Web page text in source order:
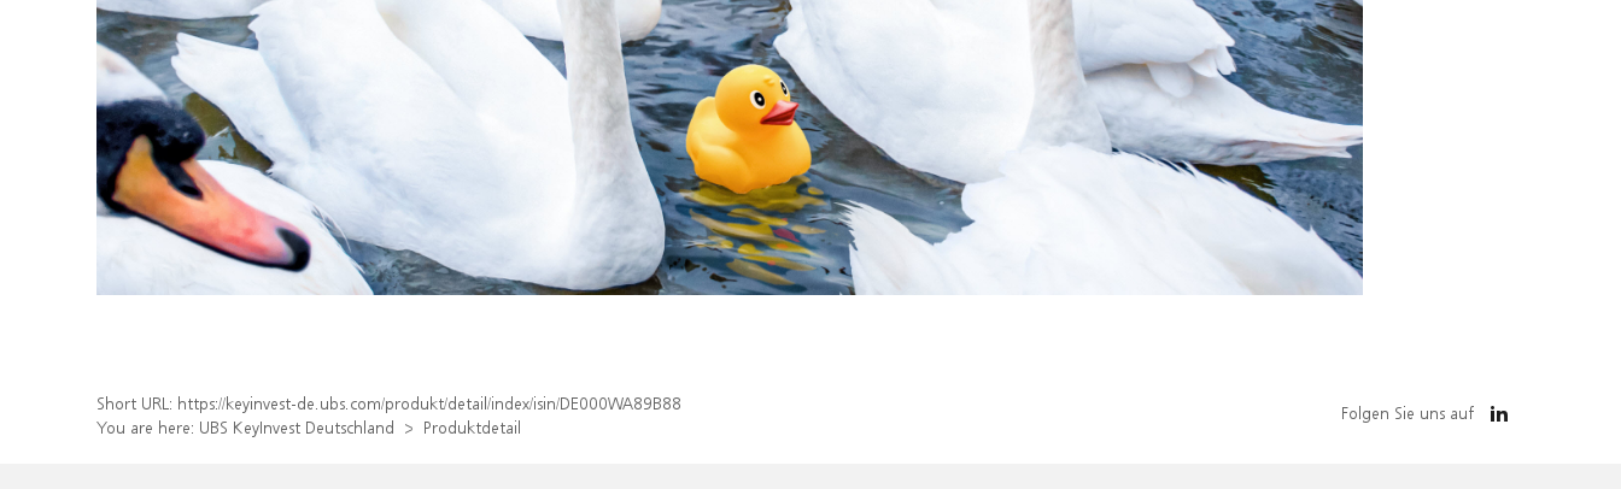
Short URL: https://keyinvest-de.ubs.com/produkt/detail/index/isin/DE000WA89B88
You are here: UBS KeyInvest Deutschland Produktdetail
Folgen Sie uns auf